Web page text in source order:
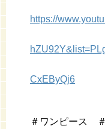
https://
CxEByQj6
＃ワンピース